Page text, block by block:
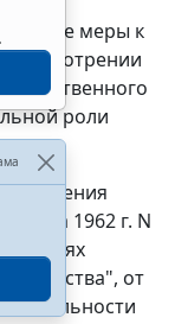
меры к
рассмотрении
роли
марта 1962 г. N
имущества", от
деятельности
.